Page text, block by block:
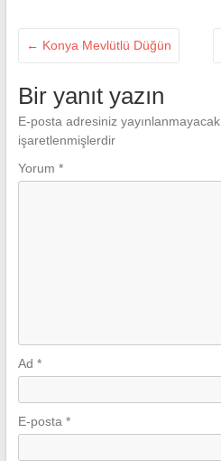
← Konya Mevlütlü Düğün
Bir yanıt yazın
E-posta adresiniz yayınlanmayacak.
işaretlenmişlerdir
Yorum *
Ad *
E-posta *